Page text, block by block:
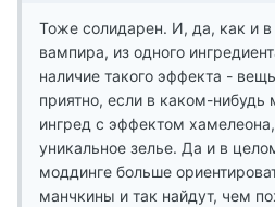
Тоже солидарен. И, да, как и
вампира, из одного
наличие такого эффекта -
приятно, если в каком-нибудь
ингред с эффектом хамелеона,
уникальное зелье. Да и в
моддинге больше
манчкины и так найдут, чем